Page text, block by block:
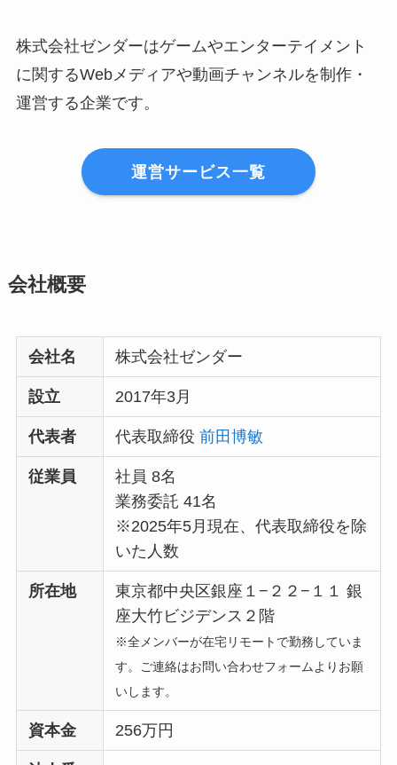
株式会社ゼンダーはゲームやエンターテイメント
に関するWebメディアや動画チャンネルを制作・
運営する企業です。
運営サービス一覧
会社概要
会社名 株式会社ゼンダー
設立 2017年3月
代表者 代表取締役前田博敏
従業員
社員 8名
業務委託 41名
※2025年5月現在、代表取締役を除
いた人数
所在地
東京都中央区銀座１−２２−１１ 銀
座大竹ビジデンス２階
※全メンバーが在宅リモートで勤務していま
す。ご連絡はお問い合わせフォームよりお願
いします。
資本金 256万円